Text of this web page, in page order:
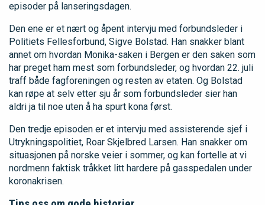
episoder på lanseringsdagen.
Den ene er et nært og åpent intervju med forbundsleder i
Politiets Fellesforbund, Sigve Bolstad. Han snakker blant
annet om hvordan Monika-saken i Bergen er den saken som
har preget ham mest som forbundsleder, og hvordan 22. juli
traff både fagforeningen og resten av etaten. Og Bolstad
kan røpe at selv etter sju år som forbundsleder sier han
aldri ja til noe uten å ha spurt kona først.
Den tredje episoden er et intervju med assisterende sjef i
Utrykningspolitiet, Roar Skjelbred Larsen. Han snakker om
situasjonen på norske veier i sommer, og kan fortelle at vi
nordmenn faktisk tråkket litt hardere på gasspedalen under
koronakrisen.